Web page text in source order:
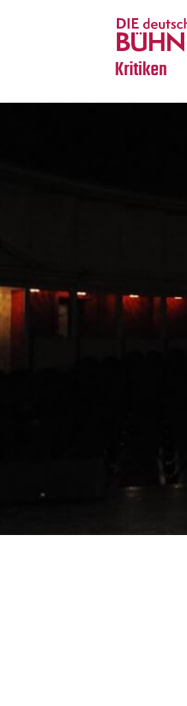
Kritiken
Crossover